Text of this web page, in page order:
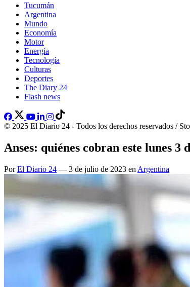
Tucumán
Argentina
Mundo
Economía
Motor
Energía
Tecnología
Culturas
Deportes
The Diary 24
Flash news
© 2025 El Diario 24 - Todos los derechos reservados /
Anses: quiénes cobran este lunes 3
PorEl Diario 24 — 3 de julio de 2023 en Argentina